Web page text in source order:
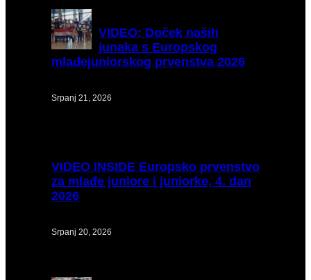
VIDEO: Doček naših
junaka s Europskog
mlađejuniorskog prvenstva 2026
Srpanj 21, 2026
VIDEO INSIDE Europsko prvenstvo
za mlađe juniore i juniorke, 4. dan
2026
Srpanj 20, 2026